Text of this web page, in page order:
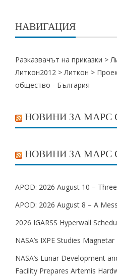
НАВИГАЦИЯ
Разказвачът на приказки >
Литкон2012 >Литкон >
общество - България
НОВИНИ ЗА МАРС
НОВИНИ ЗА МАРС
APOD: 2026 August 10 –
APOD: 2026 August 8 – A
2026 IGARSS Hyperwall
NASA’s IXPE Studies Magnetar
NASA’s Lunar Development
Facility Prepares Artemis